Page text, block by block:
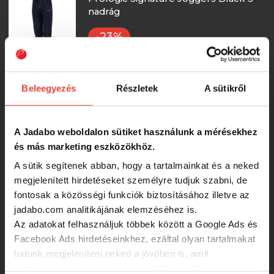
Beleegyezés Részletek A sütikről
A Jadabo weboldalon sütiket használunk a mérésekhez
és más marketing eszközökhöz.
A sütik segítenek abban, hogy a tartalmainkat és a neked
megjelenített hirdetéseket személyre tudjuk szabni, de
fontosak a közösségi funkciók biztosításához illetve az
jadabo.com analitikájának elemzéséhez is.
Az adatokat felhasználjuk többek között a Google Ads és
Facebook Ads hirdetéseinkhez, ezáltal olyan tartalmakat
tudunk megjeleníteni neked a jövőben is, amit
nadrág
-23%
Delphin LOGOS melegítőnadrág S
14 200 Ft
Delphin ThermoTEX Plus+ kültéri
nadrág (S)
-15%
14 200 Ft
Delphin QUEEN 4Love